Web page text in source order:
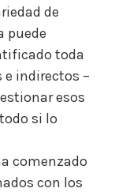
de
puede
toda
e indirectos –
esos
si lo
comenzado
con los